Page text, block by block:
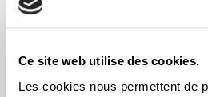
Ce site web utilise des cookies.
Les cookies nous permettent de
les mêmes. Il est plus que
insiste Luc Vachon.